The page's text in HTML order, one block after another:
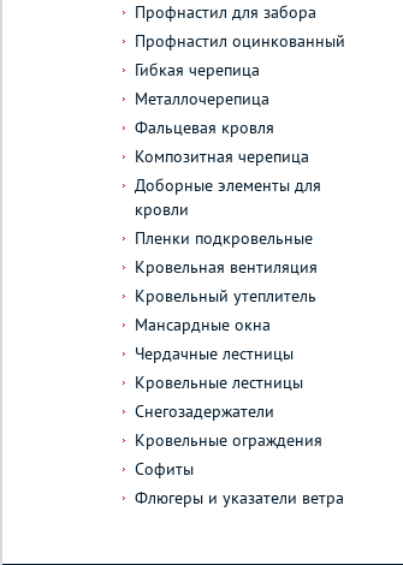
Профнастил для забора
Профнастил оцинкованный
Гибкая черепица
Металлочерепица
Фальцевая кровля
Композитная черепица
Доборные элементы для
кровли
Пленки подкровельные
Кровельная вентиляция
Кровельный утеплитель
Мансардные окна
Чердачные лестницы
Кровельные лестницы
Снегозадержатели
Кровельные ограждения
Софиты
Флюгеры и указатели ветра